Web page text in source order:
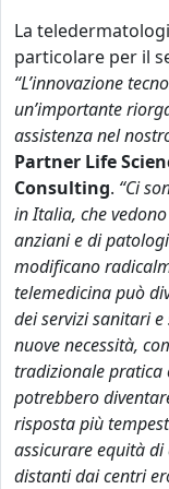
La
particolare per il
“L’innovazione
un’importante
assistenza nel
Partner Life
Consulting. “Ci
in Italia, che
anziani e di
modificano
telemedicina può
dei servizi sanitari
nuove necessità,
tradizionale pratica
potrebbero
risposta più
assicurare equità
distanti dai centri